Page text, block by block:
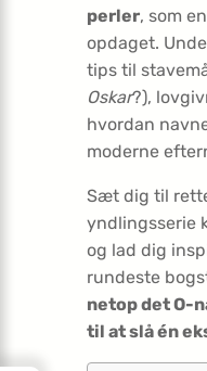
perler, som
opdaget.
tips til
Oskar?),
hvordan
moderne
Sæt dig til
yndlingsserie
og lad dig
rundeste
netop det O-
til at slå én